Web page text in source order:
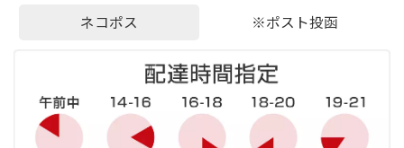
ネコポス ※ポスト投函